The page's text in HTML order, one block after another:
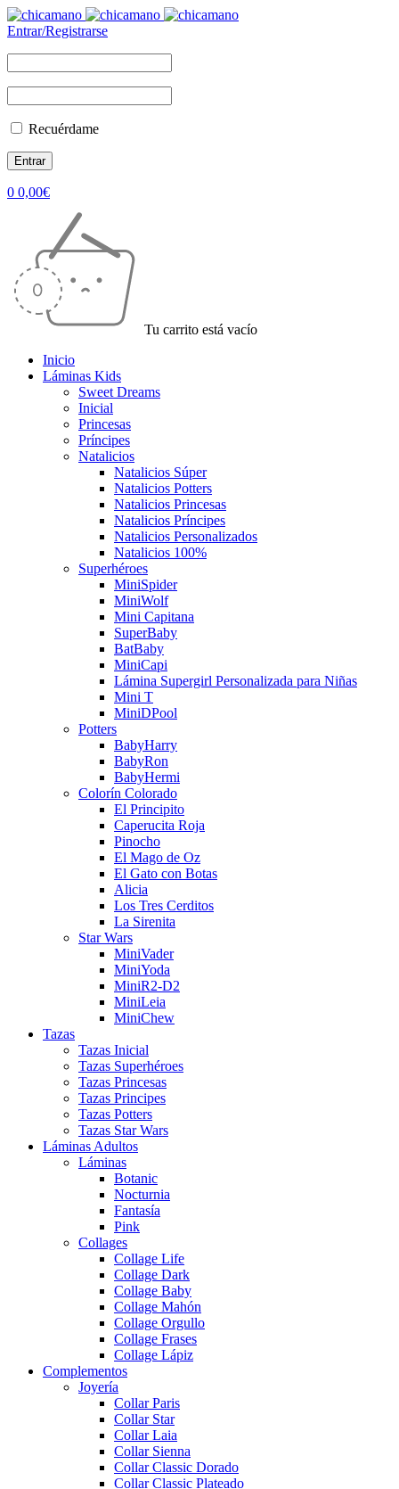
Entrar/Registrarse
Recuérdame
0 0,00€
Tu carrito está vacío
Inicio
Láminas Kids
Sweet Dreams
Inicial
Princesas
Príncipes
Natalicios
Natalicios Súper
Natalicios Potters
Natalicios Princesas
Natalicios Príncipes
Natalicios Personalizados
Natalicios 100%
Superhéroes
MiniSpider
MiniWolf
Mini Capitana
SuperBaby
BatBaby
MiniCapi
Lámina Supergirl Personalizada para Niñas
Mini T
MiniDPool
Potters
BabyHarry
BabyRon
BabyHermi
Colorín Colorado
El Principito
Caperucita Roja
Pinocho
El Mago de Oz
El Gato con Botas
Alicia
Los Tres Cerditos
La Sirenita
Star Wars
MiniVader
MiniYoda
MiniR2-D2
MiniLeia
MiniChew
Tazas
Tazas Inicial
Tazas Superhéroes
Tazas Princesas
Tazas Principes
Tazas Potters
Tazas Star Wars
Láminas Adultos
Láminas
Botanic
Nocturnia
Fantasía
Pink
Collages
Collage Life
Collage Dark
Collage Baby
Collage Mahón
Collage Orgullo
Collage Frases
Collage Lápiz
Complementos
Joyería
Collar Paris
Collar Star
Collar Laia
Collar Sienna
Collar Classic Dorado
Collar Classic Plateado